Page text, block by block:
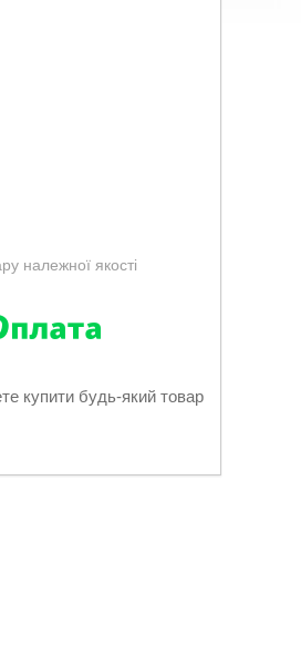
належної якості
купити будь-який товар